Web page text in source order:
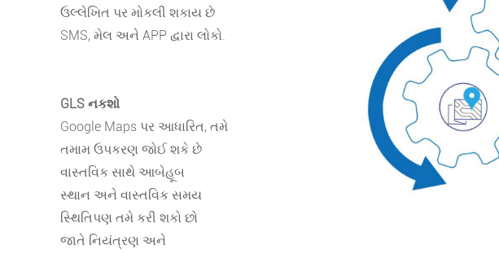
ઉલ્લેખિત પર મોકલી શકાય છે
SMS, મેલ અને APP દ્વારા લોકો.
GLS નકશો
Google Maps પર આધારિત, તમે
તમામ ઉપકરણ જોઈ શકે છે
વાસ્તવિક સાથે આબેહૂબ
સ્થાન અને વાસ્તવિક સમય
સ્થિતિપણ તમે કરી શકો છો
જાતે નિયંત્રણ અને